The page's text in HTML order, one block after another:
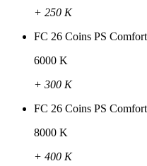
+ 250 K
FC 26 Coins PS
6000 K
+ 300 K
FC 26 Coins PS
8000 K
+ 400 K